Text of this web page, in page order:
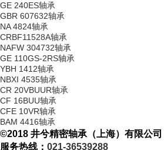
GE 240ES轴承
GBR 607632轴承
NA 4824轴承
CRBF11528A轴承
NAFW 304732轴承
GE 110GS-2RS轴承
YBH 1412轴承
NBXI 4535轴承
CR 20VBUUR轴承
CF 16BUU轴承
CFE 10VR轴承
BAM 4416轴承
©2018 井兮精密轴承（上海）有限公司
服务热线： 021-36539288